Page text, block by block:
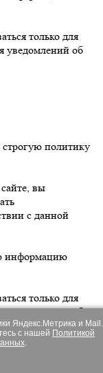
Яндекс.Метрика и
с нашей Политикой
.
только для
уведомлений об
политику
вы
с данной
информацию
только для
уведомлений об